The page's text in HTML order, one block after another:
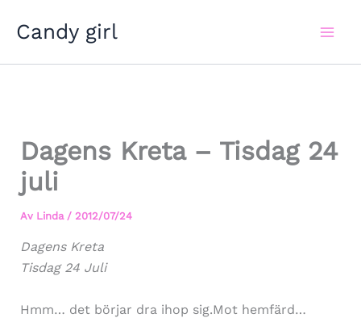
Candy girl
Dagens Kreta – Tisdag 24
juli
Av Linda / 2012/07/24
Dagens Kreta
Tisdag 24 Juli
Hmm… det börjar dra ihop sig.Mot hemfärd…